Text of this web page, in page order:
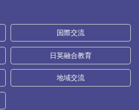
国際交流
日英融合教育
地域交流